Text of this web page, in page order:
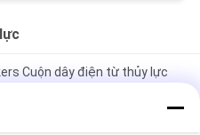
Cuộn dây điện từ thủy lực
lực 02-101726 110VAC 02-